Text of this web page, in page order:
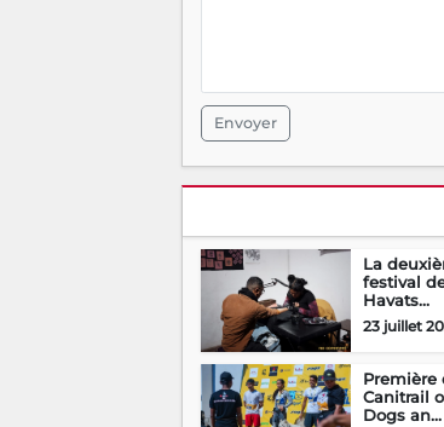
Envoyer
La
festival
Havats...
23 juillet
Première
Canitrail
Dogs an...